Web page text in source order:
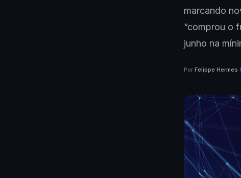
marcando
“comprou o
junho na
Por Felippe Hermes·